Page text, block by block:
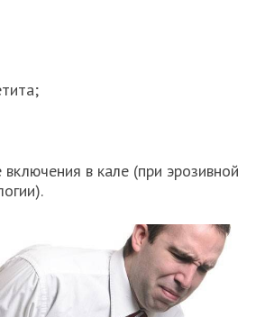
включения в кале (при эрозивной